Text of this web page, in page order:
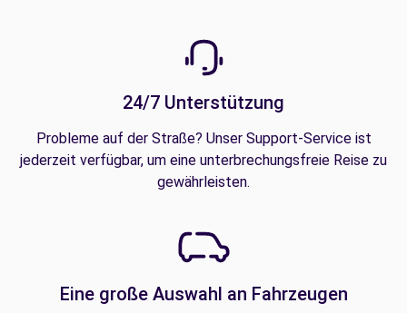
24/7 Unterstützung
Probleme auf der Straße? Unser Support-Service ist
jederzeit verfügbar, um eine unterbrechungsfreie Reise zu
gewährleisten.
Eine große Auswahl an Fahrzeugen